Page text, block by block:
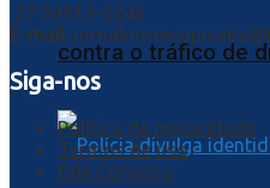
contra o tráfico de
27 99913-5246
E-mail:
Siga-nos
Política de privacidade
Termos de uso
Fale Conosco